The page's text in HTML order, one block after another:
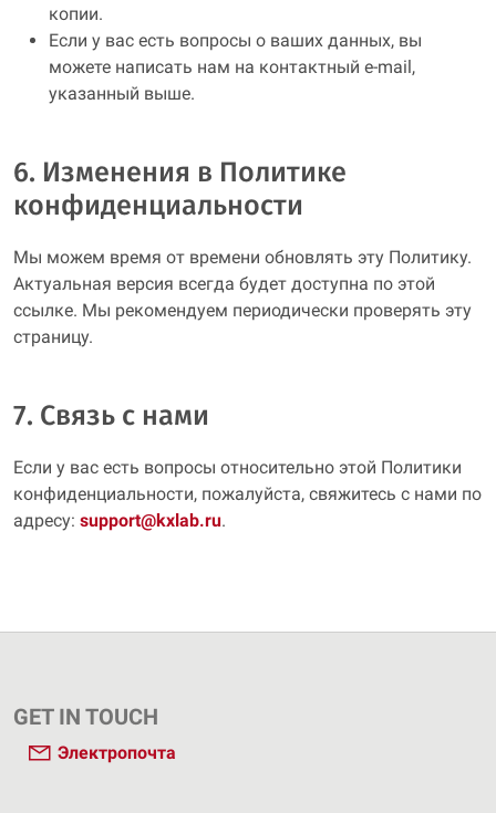
копии.
Если у вас есть вопросы о ваших данных, вы
можете написать нам на контактный e‑mail,
указанный выше.
6. Изменения в Политике
конфиденциальности
Мы можем время от времени обновлять эту Политику.
Актуальная версия всегда будет доступна по этой
ссылке. Мы рекомендуем периодически проверять эту
страницу.
7. Связь с нами
Если у вас есть вопросы относительно этой Политики
конфиденциальности, пожалуйста, свяжитесь с нами по
адресу: support@kxlab.ru.
GET IN TOUCH
Электропочта